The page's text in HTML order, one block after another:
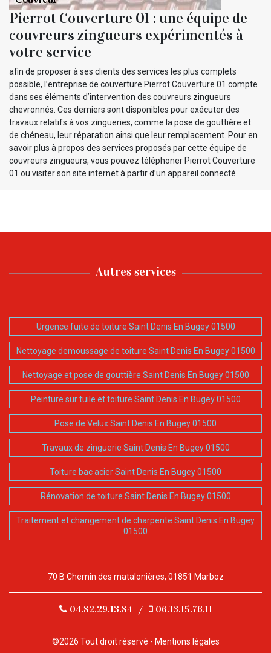
Pierrot Couverture 01 : une équipe de
couvreurs zingueurs expérimentés à
votre service
afin de proposer à ses clients des services les plus complets
possible, l’entreprise de couverture Pierrot Couverture 01 compte
dans ses éléments d’intervention des couvreurs zingueurs
chevronnés. Ces derniers sont disponibles pour exécuter des
travaux relatifs à vos zingueries, comme la pose de gouttière et
de chéneau, leur réparation ainsi que leur remplacement. Pour en
savoir plus à propos des services proposés par cette équipe de
couvreurs zingueurs, vous pouvez téléphoner Pierrot Couverture
01 ou visiter son site internet à partir d’un appareil connecté.
Autres services
Urgence fuite de toiture Saint Denis En Bugey 01500
Nettoyage demoussage de toiture Saint Denis En Bugey 01500
Nettoyage et pose de gouttière Saint Denis En Bugey 01500
Peinture sur tuile et toiture Saint Denis En Bugey 01500
Pose de Velux Saint Denis En Bugey 01500
Travaux de zinguerie Saint Denis En Bugey 01500
Toiture bac acier Saint Denis En Bugey 01500
Rénovation de toiture Saint Denis En Bugey 01500
Traitement et changement de charpente Saint Denis En Bugey
01500
70 B Chemin des matalonières, 01851 Marboz
04.82.29.13.84 / 06.13.15.76.11
©2026 Tout droit réservé - Mentions légales